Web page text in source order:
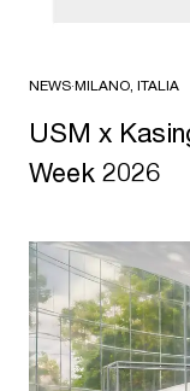
NEWS·MILANO, ITALIA
USM x
Week 2026